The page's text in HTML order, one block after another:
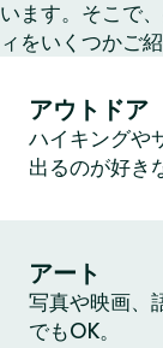
います。そこで
ィをいくつかご紹
アウトドア
ハイキングや
出るのが好き
アート
写真や映画、
でもOK。